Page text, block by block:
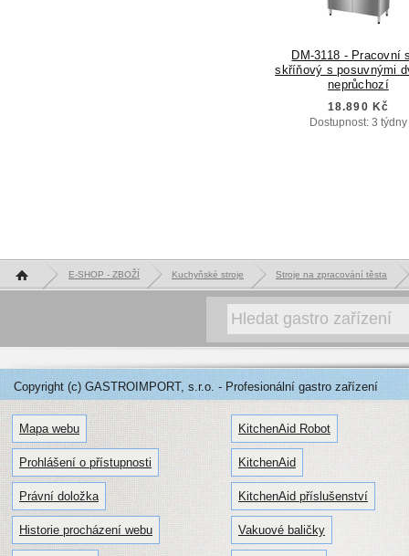
DM-3118 - Pracovní
skříňový s posuvnými
neprůchozí
18.890 Kč
Dostupnost: 3 týdny
Hlavní stránka E-SHOP - ZBOŽÍ Kuchyňské stroje Stroje na zpracování těsta
Copyright (c) GASTROIMPORT, s.r.o. - Profesionální gastro zařízení
Mapa webu
Prohlášení o přístupnosti
Právní doložka
Historie procházení webu
KitchenAid Robot
KitchenAid
KitchenAid příslušenství
Vakuové baličky